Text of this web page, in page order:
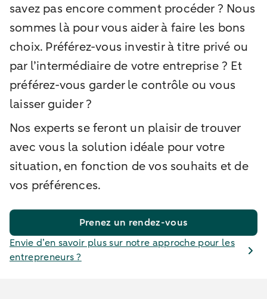
savez pas encore comment procéder ? Nous
sommes là pour vous aider à faire les bons
choix. Préférez-vous investir à titre privé ou
par l’intermédiaire de votre entreprise ? Et
préférez-vous garder le contrôle ou vous
laisser guider ?
Nos experts se feront un plaisir de trouver
avec vous la solution idéale pour votre
situation, en fonction de vos souhaits et de
vos préférences.
Prenez un rendez-vous
Envie d’en savoir plus sur notre approche pour les
entrepreneurs ?